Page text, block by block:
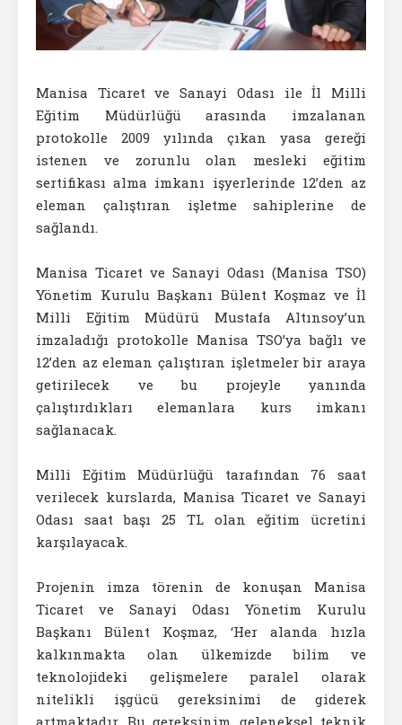
Manisa Ticaret ve Sanayi Odası ile İl Milli
Eğitim Müdürlüğü arasında imzalanan
protokolle 2009 yılında çıkan yasa gereği
istenen ve zorunlu olan mesleki eğitim
sertifikası alma imkanı işyerlerinde 12’den az
eleman çalıştıran işletme sahiplerine de
sağlandı.
Manisa Ticaret ve Sanayi Odası (Manisa TSO)
Yönetim Kurulu Başkanı Bülent Koşmaz ve İl
Milli Eğitim Müdürü Mustafa Altınsoy’un
imzaladığı protokolle Manisa TSO’ya bağlı ve
12’den az eleman çalıştıran işletmeler bir araya
getirilecek ve bu projeyle yanında
çalıştırdıkları elemanlara kurs imkanı
sağlanacak.
Milli Eğitim Müdürlüğü tarafından 76 saat
verilecek kurslarda, Manisa Ticaret ve Sanayi
Odası saat başı 25 TL olan eğitim ücretini
karşılayacak.
Projenin imza törenin de konuşan Manisa
Ticaret ve Sanayi Odası Yönetim Kurulu
Başkanı Bülent Koşmaz, ‘Her alanda hızla
kalkınmakta olan ülkemizde bilim ve
teknolojideki gelişmelere paralel olarak
nitelikli işgücü gereksinimi de giderek